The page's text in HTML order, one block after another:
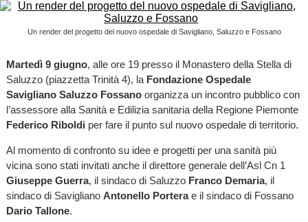
Un render del progetto del nuovo ospedale di Savigliano, Saluzzo e Fossano
Martedì 9 giugno, alle ore 19 presso il Monastero della Stella di
Saluzzo (piazzetta Trinità 4), la Fondazione Ospedale
Savigliano Saluzzo Fossano organizza un incontro pubblico con
l’assessore alla Sanità e Edilizia sanitaria della Regione Piemonte
Federico Riboldi per fare il punto sul nuovo ospedale di territorio.
Al momento di confronto su idee e progetti per una sanità più
vicina sono stati invitati anche il direttore generale dell’Asl Cn 1
Giuseppe Guerra, il sindaco di Saluzzo Franco Demaria, il
sindaco di Savigliano Antonello Porterae il sindaco di Fossano
Dario Tallone.